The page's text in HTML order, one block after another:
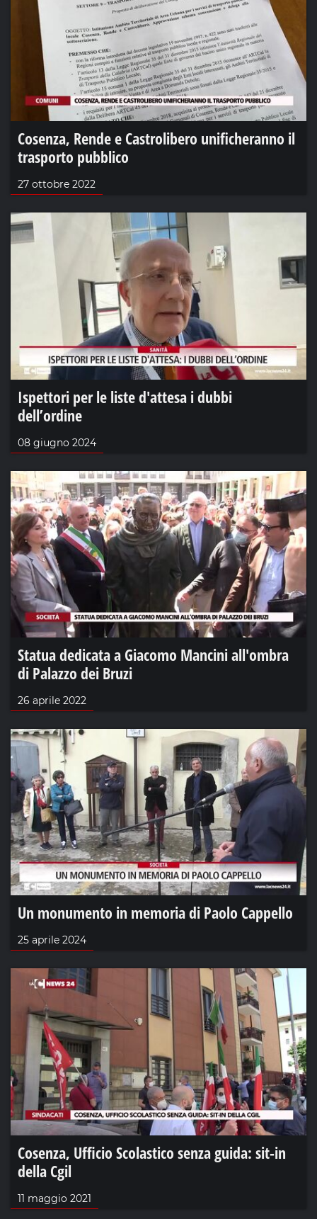
Cosenza, Rende e Castrolibero unificheranno il
trasporto pubblico
27 ottobre 2022
Ispettori per le liste d'attesa i dubbi
dell’ordine
08 giugno 2024
Statua dedicata a Giacomo Mancini all'ombra
di Palazzo dei Bruzi
26 aprile 2022
Un monumento in memoria di Paolo Cappello
25 aprile 2024
Cosenza, Ufficio Scolastico senza guida: sit-in
della Cgil
11 maggio 2021